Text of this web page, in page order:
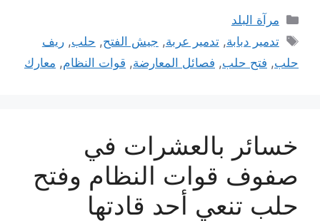
التصنيفات
مرآة البلد
الوسوم
تدمير دبابة,تدمير عربة, جيش الفتح, حلب,ريف
حلب, فتح حلب, فصائل المعارضة, قوات النظام, معارك
خسائر بالعشرات في
صفوف قوات النظام وفتح
حلب تنعي أحد قادتها